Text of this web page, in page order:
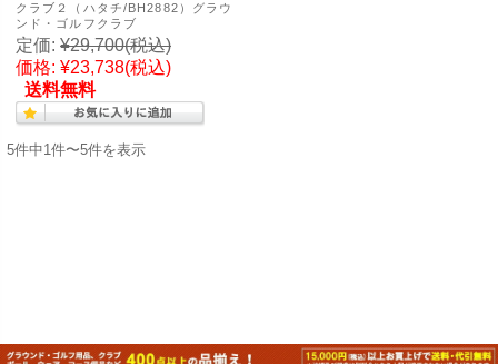
クラブ２（ハタチ/BH2882）グラウ
ンド・ゴルフクラブ
定価: ¥29,700(税込)
価格: ¥23,738(税込)
送料無料
5件中1件〜5件を表示